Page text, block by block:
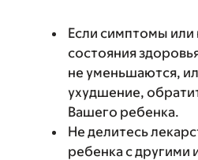
Если симптомы
состояния
не уменьшаются,
ухудшение,
Вашего ребенка.
Не делитесь
ребенка с другими